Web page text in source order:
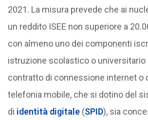
2021. La misura prevede che ai
un reddito ISEE non superiore a
con almeno uno dei componenti
istruzione scolastico o universitario
contratto di connessione internet o
telefonia mobile, che si dotino del
di identità digitale(SPID), sia